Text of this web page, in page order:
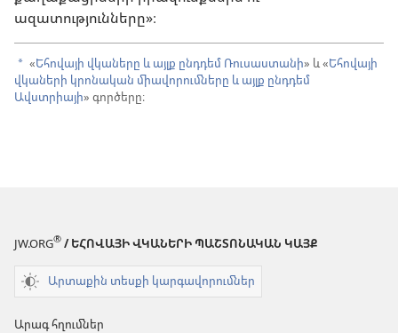
ազատությունները»։
a «Եհովայի վկաները և այլք ընդդեմ Ռուսաստանի» և «Եհովայի
վկաների կրոնական միավորումները և այլք ընդդեմ
Ավստրիայի» գործերը։
JW.ORG® / ԵՀՈՎԱՅԻ ՎԿԱՆԵՐԻ ՊԱՇՏՈՆԱԿԱՆ ԿԱՅՔ
Արտաքին տեսքի կարգավորումներ
Արագ հղումներ